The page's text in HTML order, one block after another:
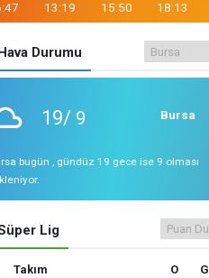
13:19
15:50
18:13
Hava Durumu
19/ 9 Bursa
bugün , gündüz 19 gece ise 9 olması
Lig
Takım O G